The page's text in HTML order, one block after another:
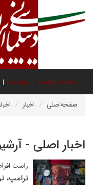
صفحه نخست درباره ما
صفحه‌اصلی اخبار
اخبار اصلی -
راست
ترامپ،